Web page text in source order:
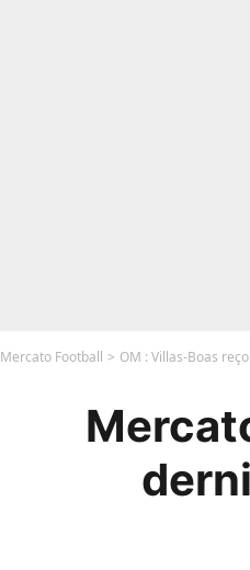
Mercato Football OM : Villas-Boas